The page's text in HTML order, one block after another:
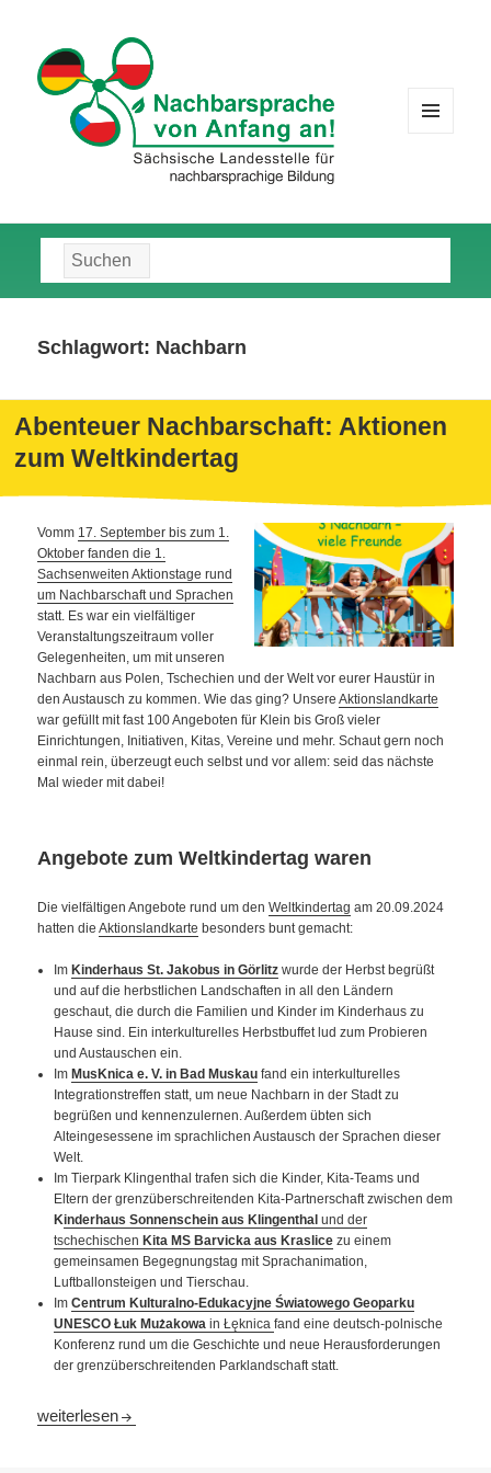
Suche
nach:
Schlagwort: Nachbarn
Abenteuer Nachbarschaft: Aktionen
zum Weltkindertag
Vomm 17. September bis zum 1.
Oktober fanden die 1.
Sachsenweiten Aktionstage rund
um Nachbarschaft und Sprachen
statt. Es war ein vielfältiger
Veranstaltungszeitraum voller
Gelegenheiten, um mit unseren
Nachbarn aus Polen, Tschechien und der Welt vor eurer Haustür in
den Austausch zu kommen. Wie das ging? UnsereAktionslandkarte
war gefüllt mit fast 100 Angeboten für Klein bis Groß vieler
Einrichtungen, Initiativen, Kitas, Vereine und mehr. Schaut gern noch
einmal rein, überzeugt euch selbst und vor allem: seid das nächste
Mal wieder mit dabei!
Angebote zum Weltkindertag waren
Die vielfältigen Angebote rund um denWeltkindertag am 20.09.2024
hatten dieAktionslandkarte besonders bunt gemacht:
Im Kinderhaus St. Jakobus in Görlitz wurde der Herbst begrüßt
und auf die herbstlichen Landschaften in all den Ländern
geschaut, die durch die Familien und Kinder im Kinderhaus zu
Hause sind. Ein interkulturelles Herbstbuffet lud zum Probieren
und Austauschen ein.
Im MusKnica e. V. in Bad Muskau fand ein interkulturelles
Integrationstreffen statt, um neue Nachbarn in der Stadt zu
begrüßen und kennenzulernen. Außerdem übten sich
Alteingesessene im sprachlichen Austausch der Sprachen dieser
Welt.
Im Tierpark Klingenthal trafen sich die Kinder, Kita-Teams und
Eltern der grenzüberschreitenden Kita-Partnerschaft zwischen dem
Kinderhaus Sonnenschein aus Klingenthal und der
tschechischen Kita MS Barvicka aus Kraslice zu einem
gemeinsamen Begegnungstag mit Sprachanimation,
Luftballonsteigen und Tierschau.
ImCentrum Kulturalno-Edukacyjne Światowego Geoparku
UNESCO Łuk Mużakowain Łęknicafand eine deutsch-polnische
Konferenz rund um die Geschichte und neue Herausforderungen
der grenzüberschreitenden Parklandschaft statt.
Abenteuer Nachbarschaft: Aktionen zum Weltkindertag
weiterlesen